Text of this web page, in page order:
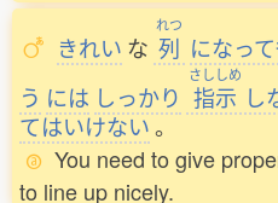
きれい な
れつ
列 になっ
う には しっかり
さししめ
指示 し
てはいけない。
You need to give
to line up nicely.